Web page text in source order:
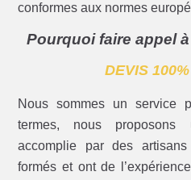
conformes aux normes
Pourquoi faire appel
DEVIS
Nous sommes un service
termes, nous proposons
accomplie par des
formés et ont de